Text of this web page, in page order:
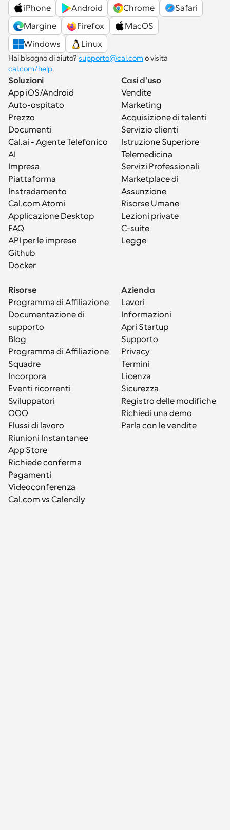
iPhone
Android Chrome
Safari
Margine
Firefox
MacOS
Windows
Linux
Hai bisogno di aiuto? supporto@cal.com
cal.com/help.
Soluzioni
App iOS/Android
Auto-ospitato
Prezzo
Documenti
Cal.ai - Agente Telefonico
AI
Impresa
Piattaforma
Instradamento
Cal.com Atomi
Applicazione Desktop
FAQ
API per le imprese
Github
Docker
Casi d'uso
Vendite
Marketing
Acquisizione di talenti
Servizio clienti
Istruzione Superiore
Telemedicina
Servizi Professionali
Marketplace di
Assunzione
Risorse Umane
Lezioni private
C-suite
Legge
Risorse
Programma di Affiliazione
Documentazione di
supporto
Blog
Programma di Affiliazione
Squadre
Incorpora
Eventi ricorrenti
Sviluppatori
OOO
Flussi di lavoro
Riunioni Instantanee
App Store
Richiede conferma
Pagamenti
Videoconferenza
Cal.com vs Calendly
Azienda
Lavori
Informazioni
Apri Startup
Supporto
Privacy
Termini
Licenza
Sicurezza
Registro delle modifiche
Richiedi una demo
Parla con le vendite